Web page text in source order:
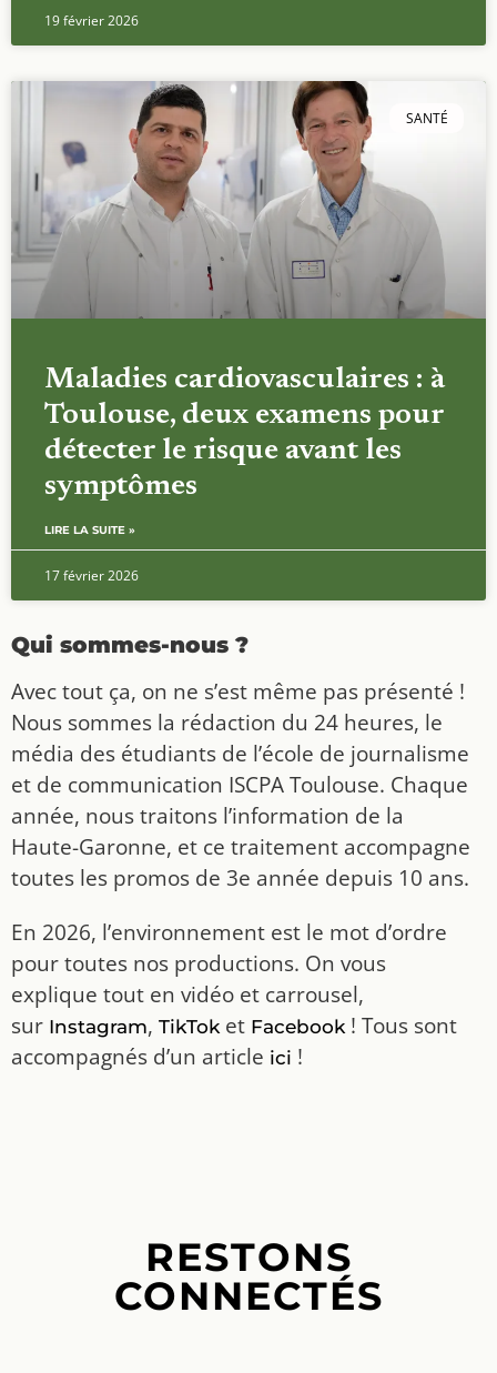
19 février 2026
SANTÉ
Maladies cardiovasculaires : à
Toulouse, deux examens pour
détecter le risque avant les
symptômes
LIRE LA SUITE »
17 février 2026
Qui sommes-nous ?
Avec tout ça, on ne s’est même pas présenté !
Nous sommes la rédaction du 24 heures, le
média des étudiants de l’école de journalisme
et de communication ISCPA Toulouse. Chaque
année, nous traitons l’information de la
Haute-Garonne, et ce traitement accompagne
toutes les promos de 3e année depuis 10 ans.
En 2026, l’environnement est le mot d’ordre
pour toutes nos productions. On vous
explique tout en vidéo et carrousel,
sur Instagram, TikToket Facebook! Tous sont
accompagnés d’un article ici !
RESTONS
CONNECTÉS